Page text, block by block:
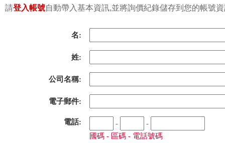
請登入帳號自動帶入基本資訊,並將詢價紀錄儲存到您的帳號
名:
姓:
公司名稱:
電子郵件:
電話: -
-
國碼 - 區碼 - 電話號碼